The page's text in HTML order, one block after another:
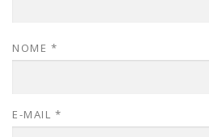
NOME *
E-MAIL *